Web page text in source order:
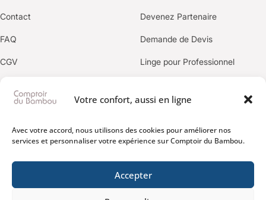
Votre confort, aussi en ligne
Avec votre accord, nous utilisons des cookies pour améliorer nos
services et personnaliser votre expérience sur Comptoir du Bambou.
Accepter
Contact
FAQ
CGV
Politique de confidentialité
Devenez Partenaire
Demande de Devis
Linge pour Professionnel
OUR BRANDS